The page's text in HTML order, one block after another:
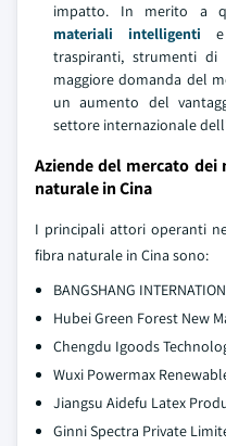
impatto. In merito a
materiali intelligenti e
traspiranti, strumenti di
maggiore domanda del
un aumento del
settore internazionale
Aziende del mercato
naturale in Cina
I principali attori operanti
fibra naturale in Cina sono:
BANGSHANG
Hubei Green Forest New
Chengdu Igoods
Wuxi Powermax
Jiangsu Aidefu Latex
Ginni Spectra Private